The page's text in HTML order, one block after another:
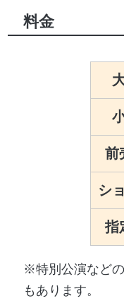
料金
前
シ
指
※特別公演など
もあります。